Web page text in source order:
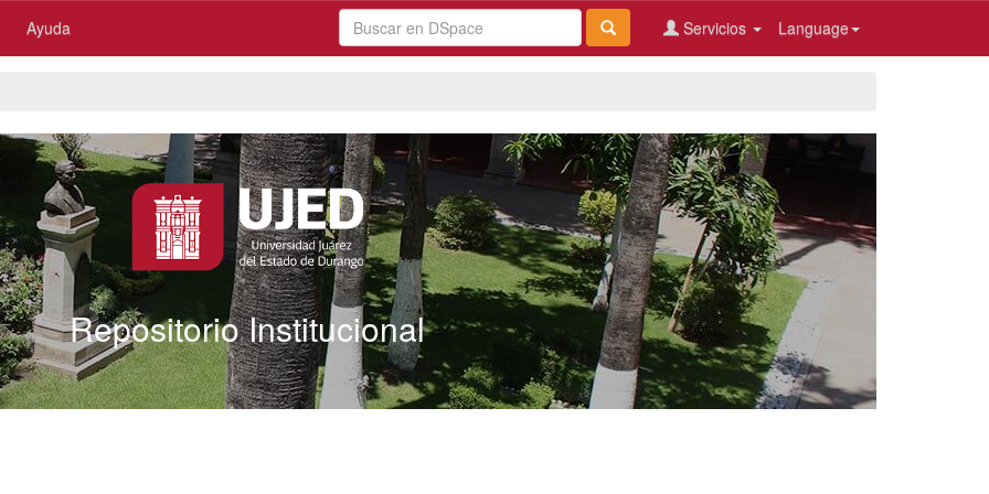
Ayuda Language
Servicios
Repositorio Institucional